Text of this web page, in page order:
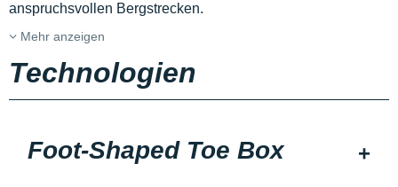
anspruchsvollen Bergstrecken.
Mehr anzeigen
Technologien
Foot-Shaped Toe Box